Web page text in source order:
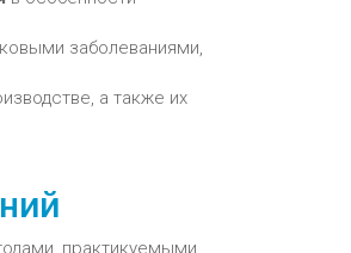
заболеваниями,
а также их
практикуемыми